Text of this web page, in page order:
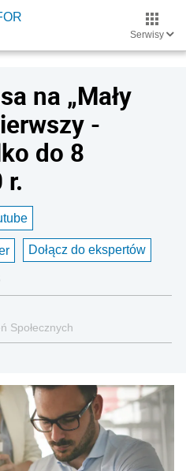
Serwisy
na „Mały
-
do 8
Dołącz do ekspertów
Społecznych